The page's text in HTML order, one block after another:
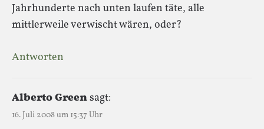
Jahrhunderte nach unten laufen täte, alle
mittlerweile verwischt wären, oder?
Antworten
Alberto Greensagt:
16. Juli 2008 um 15:37 Uhr